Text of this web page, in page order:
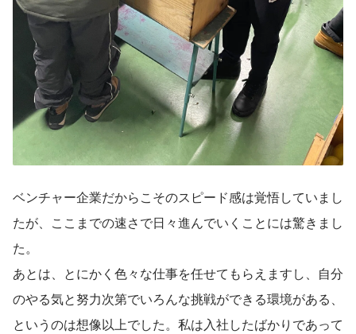
ベンチャー企業だからこそのスピード感は覚悟していまし
たが、ここまでの速さで日々進んでいくことには驚きまし
た。
あとは、とにかく色々な仕事を任せてもらえますし、自分
のやる気と努力次第でいろんな挑戦ができる環境がある、
というのは想像以上でした。私は入社したばかりであって